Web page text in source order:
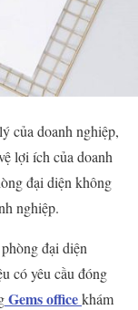
của doanh nghiệp,
lợi ích của doanh
đại diện không
nghiệp.
đại diện
có yêu cầu đóng
Gems officekhám